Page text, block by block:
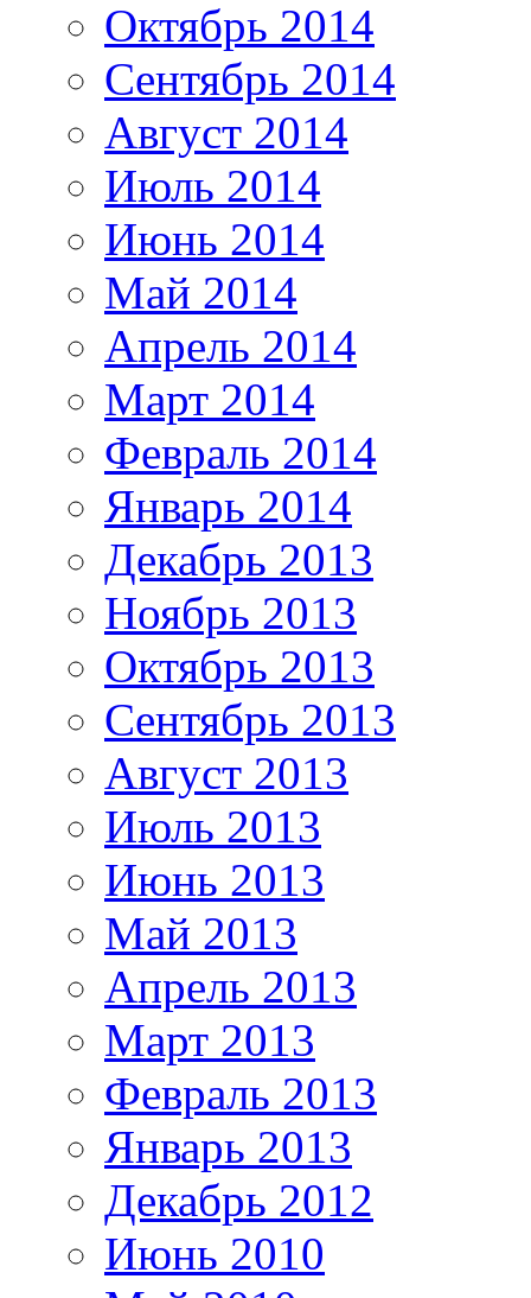
Октябрь 2014
Сентябрь 2014
Август 2014
Июль 2014
Июнь 2014
Май 2014
Апрель 2014
Март 2014
Февраль 2014
Январь 2014
Декабрь 2013
Ноябрь 2013
Октябрь 2013
Сентябрь 2013
Август 2013
Июль 2013
Июнь 2013
Май 2013
Апрель 2013
Март 2013
Февраль 2013
Январь 2013
Декабрь 2012
Июнь 2010